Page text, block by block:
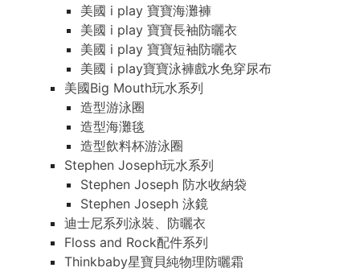
美國 i play 寶寶海灘褲
美國 i play 寶寶長袖防曬衣
美國 i play 寶寶短袖防曬衣
美國 i play寶寶泳褲戲水免穿尿布
美國Big Mouth玩水系列
造型游泳圈
造型海灘毯
造型飲料杯游泳圈
Stephen Joseph玩水系列
Stephen Joseph 防水收納袋
Stephen Joseph 泳鏡
迪士尼系列泳裝、防曬衣
Floss and Rock配件系列
Thinkbaby星寶貝純物理防曬霜